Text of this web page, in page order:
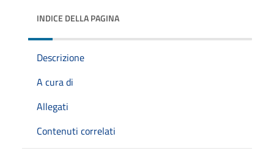
INDICE DELLA PAGINA
Descrizione
A cura di
Allegati
Contenuti correlati